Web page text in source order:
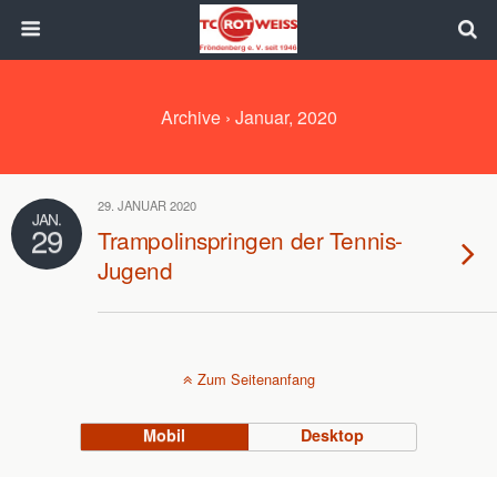
Archive › Januar, 2020
JAN.
29
29. JANUAR 2020
Trampolinspringen der Tennis-
Jugend
Zum Seitenanfang
Mobil Desktop